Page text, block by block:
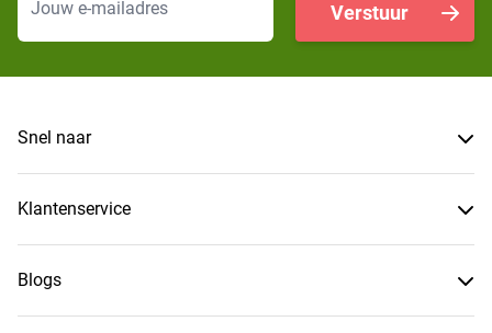
Verstuur
Snel naar
Klantenservice
Blogs